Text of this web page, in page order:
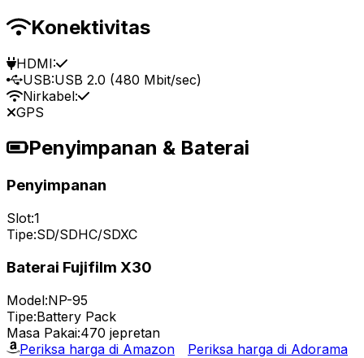
Konektivitas
HDMI:
USB:USB 2.0 (480 Mbit/sec)
Nirkabel:
GPS
Penyimpanan & Baterai
Penyimpanan
Slot:1
Tipe:SD/SDHC/SDXC
Baterai Fujifilm X30
Model:NP-95
Tipe:Battery Pack
Masa Pakai:470 jepretan
Periksa harga di Amazon
Periksa harga di Adorama